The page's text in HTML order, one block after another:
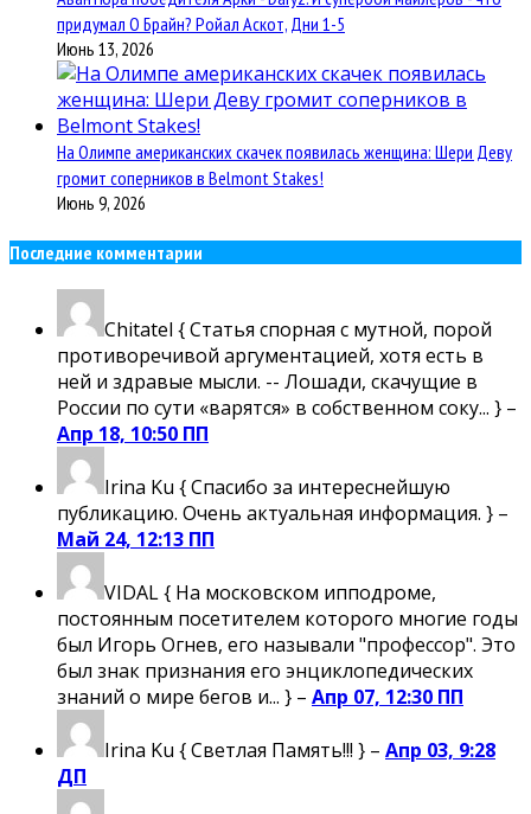
придумал О Брайн? Ройал Аскот, Дни 1-5
Июнь 13, 2026
На Олимпе американских скачек появилась женщина: Шери Деву
громит соперников в Belmont Stakes!
Июнь 9, 2026
Последние комментарии
Chitatel { Статья спорная с мутной, порой
противоречивой аргументацией, хотя есть в
ней и здравые мысли. -- Лошади, скачущие в
России по сути «варятся» в собственном соку... } –
Апр 18, 10:50 ПП
Irina Ku { Спасибо за интереснейшую
публикацию. Очень актуальная информация. } –
Май 24, 12:13 ПП
VIDAL{ На московском ипподроме,
постоянным посетителем которого многие годы
был Игорь Огнев, его называли "профессор". Это
был знак признания его энциклопедических
знаний о мире бегов и... } – Апр 07, 12:30 ПП
Irina Ku { Светлая Память!!! } – Апр 03, 9:28
ДП